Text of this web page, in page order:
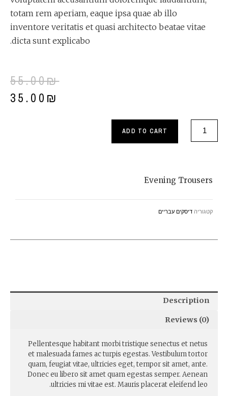
totam rem aperiam, eaque ipsa quae ab illo
inventore veritatis et quasi architecto beatae vitae
dicta sunt explicabo.
55.00₪
35.00 ₪
Evening
trousers
ADD TO CART
Evening Trousers
קטגוריה דיסקים עבריים
Description
Reviews (0)
Pellentesque habitant morbi tristique senectus et netus
et malesuada fames ac turpis egestas. Vestibulum tortor
quam, feugiat vitae, ultricies eget, tempor sit amet, ante.
Donec eu libero sit amet quam egestas semper. Aenean
ultricies mi vitae est. Mauris placerat eleifend leo.